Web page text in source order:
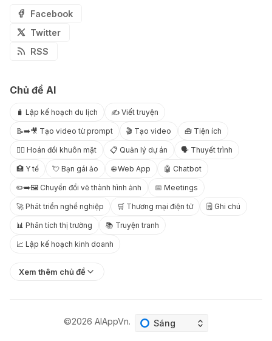
Facebook
Twitter
RSS
Chủ đề AI
🧳 Lập kế hoạch du lịch ✍️ Viết truyện
📝➡️🎥 Tạo video từ prompt 🎬 Tạo video 🧰 Tiện ích
😶‍🌫️ Hoán đổi khuôn mặt 📋 Quản lý dự án 🗣️ Thuyết trình
🏥 Y tế 💘 Bạn gái ảo 🌐 Web App 🤖 Chatbot
✏️➡️🖼️ Chuyển đổi vẽ thành hình ảnh 📅 Meetings
🚀 Phát triển nghề nghiệp 🛒 Thương mại điện tử 🗒️ Ghi chú
📊 Phân tích thị trường 📚 Truyện tranh
📈 Lập kế hoạch kinh doanh
Xem thêm chủ đề
©2026 AIAppVn.